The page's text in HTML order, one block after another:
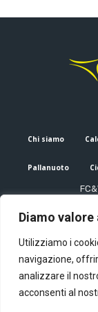
Diamo
Utilizziamo i
navigazione,
analizzare il
acconsenti al
Chi siamo
Pallanuoto
Editore e direttore
Mail: